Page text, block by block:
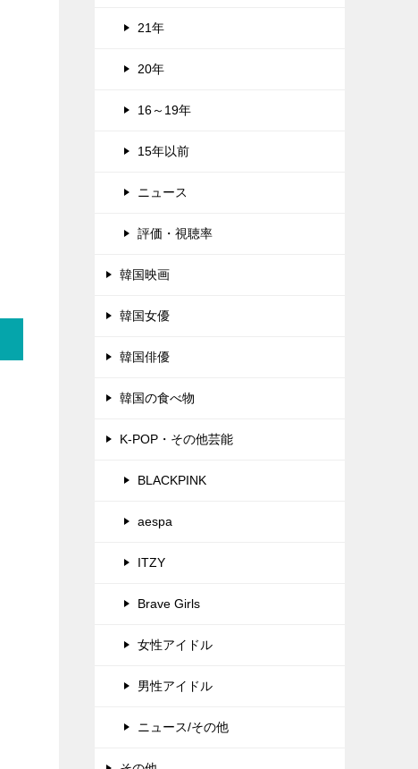
21年
20年
16～19年
15年以前
ニュース
評価・視聴率
韓国映画
韓国女優
韓国俳優
韓国の食べ物
K-POP・その他芸能
BLACKPINK
aespa
ITZY
Brave Girls
女性アイドル
男性アイドル
ニュース/その他